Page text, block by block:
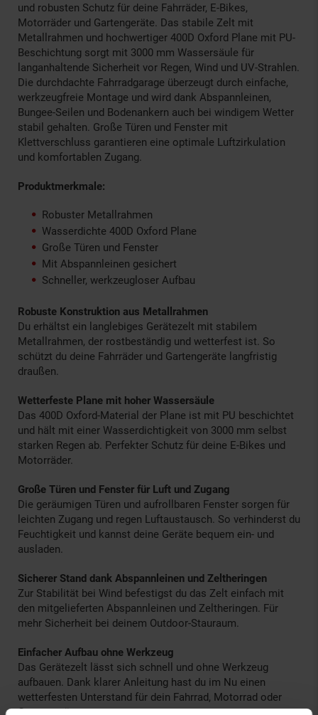
und robusten Schutz für deine Fahrräder, E-Bikes,
Motorräder und Gartengeräte. Das stabile Zelt mit
Metallrahmen und hochwertiger 400D Oxford Plane mit PU-
Beschichtung sorgt mit 3000 mm Wassersäule für
langanhaltende Sicherheit vor Regen, Wind und UV-Strahlen.
Die durchdachte Fahrradgarage überzeugt durch einfache,
werkzeugfreie Montage und wird dank Abspannleinen,
Bungee-Seilen und Bodenankern auch bei windigem Wetter
stabil gehalten. Große Türen und Fenster mit
Klettverschluss garantieren eine optimale Luftzirkulation
und komfortablen Zugang.
Produktmerkmale:
Robuster Metallrahmen
Wasserdichte 400D Oxford Plane
Große Türen und Fenster
Mit Abspannleinen gesichert
Schneller, werkzeugloser Aufbau
Robuste Konstruktion aus Metallrahmen
Du erhältst ein langlebiges Gerätezelt mit stabilem
Metallrahmen, der rostbeständig und wetterfest ist. So
schützt du deine Fahrräder und Gartengeräte langfristig
draußen.
Wetterfeste Plane mit hoher Wassersäule
Das 400D Oxford-Material der Plane ist mit PU beschichtet
und hält mit einer Wasserdichtigkeit von 3000 mm selbst
starken Regen ab. Perfekter Schutz für deine E-Bikes und
Motorräder.
Große Türen und Fenster für Luft und Zugang
Die geräumigen Türen und aufrollbaren Fenster sorgen für
leichten Zugang und regen Luftaustausch. So verhinderst du
Feuchtigkeit und kannst deine Geräte bequem ein- und
ausladen.
Sicherer Stand dank Abspannleinen und Zeltheringen
Zur Stabilität bei Wind befestigst du das Zelt einfach mit
den mitgelieferten Abspannleinen und Zeltheringen. Für
mehr Sicherheit bei deinem Outdoor-Stauraum.
Einfacher Aufbau ohne Werkzeug
Das Gerätezelt lässt sich schnell und ohne Werkzeug
aufbauen. Dank klarer Anleitung hast du im Nu einen
wetterfesten Unterstand für dein Fahrrad, Motorrad oder
Gartengerät.